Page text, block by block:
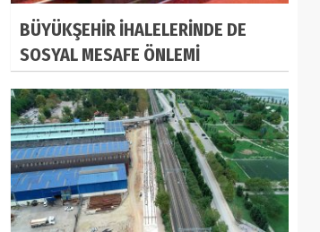
BÜYÜKŞEHİR İHALELERİNDE DE
SOSYAL MESAFE ÖNLEMİ